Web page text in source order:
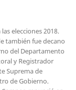
elecciones 2018.
también fue decano
del Departamento
y Registrador
Suprema de
de Gobierno.